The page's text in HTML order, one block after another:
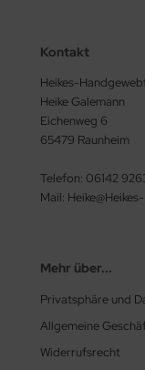
Kontakt
Heikes-
Heike Galemann
Eichenweg 6
65479 Raunheim
Telefon: 06142
Mail:
Mehr über...
Privatsphäre und
Allgemeine
Widerrufsrecht